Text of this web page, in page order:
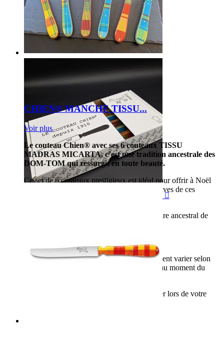

CHIEN® MANCHE TISSU...
Voir plus
Le couteau Chien® avec ses 6 couteaux TISSU
MADRAS MICARTA, c’est une tradition ancestrale des
DOM-TOM qui ressurgit en toute beauté.
Ce set de 6 couteaux prestigieux est idéal pour offrir à Noël
ou décorer votre table avec les couleurs festives de ces
Avec sa coupe rasoir, signature du savoir-faire ancestral de
Chaque manche est unique : les motifs peuvent varier selon
l'endroit où le veritable tissu madras tombe au moment du
Panachage de couleurs aux choix (à spécifier lors de votre